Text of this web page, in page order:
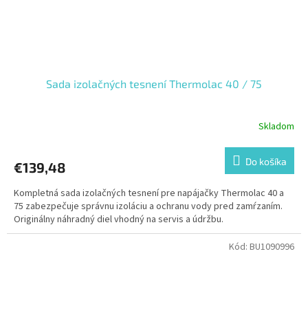
Sada izolačných tesnení Thermolac 40 / 75
Skladom
€139,48 Do košíka
Kompletná sada izolačných tesnení pre napájačky Thermolac 40 a
75 zabezpečuje správnu izoláciu a ochranu vody pred zamŕzaním.
Originálny náhradný diel vhodný na servis a údržbu.
Kód: BU1090996